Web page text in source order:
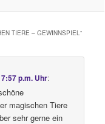
TIERE – GEWINNSPIEL“
p.m. Uhr:
magischen Tiere
sehr gerne ein